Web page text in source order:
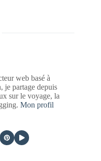
web basé à
je partage depuis
sur le voyage, la
Mon profil